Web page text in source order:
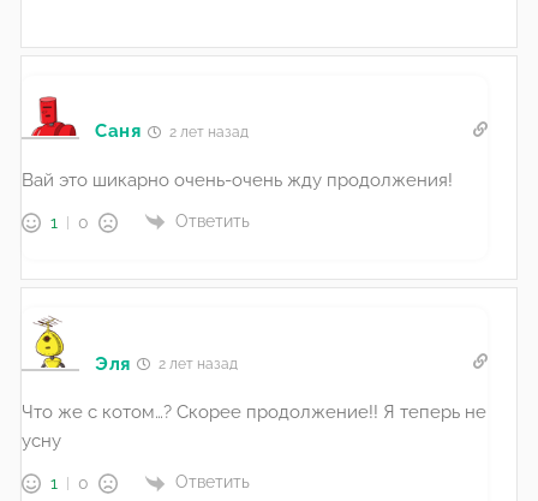
Саня 2 лет назад
Вай это шикарно очень-очень жду продолжения!
1 0 Ответить
Эля 2 лет назад
Что же с котом…? Скорее продолжение!! Я теперь не
усну
1 0 Ответить